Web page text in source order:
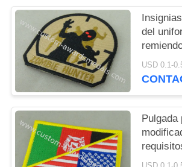
SITIO
PRIVACY
POLICY
del
la tela
Pulgada
Eco del